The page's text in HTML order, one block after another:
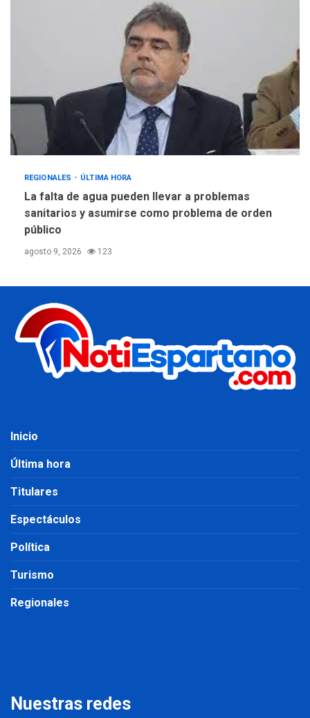
REGIONALES ÚLTIMA HORA
La falta de agua pueden llevar a problemas
sanitarios y asumirse como problema de orden
público
agosto 9, 2026 123
Inicio
Última hora
Titulares
Espectáculos
Política
Turismo
Regionales
Nuestras redes